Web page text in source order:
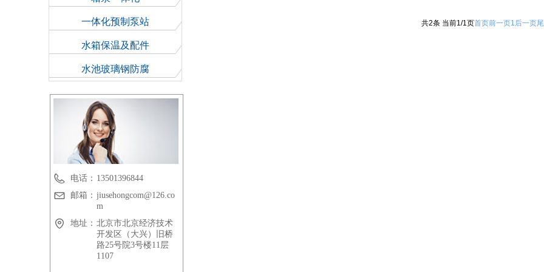
电话： 13501396844
邮箱： jiusehongcom@126.co
m
地址： 北京市北京经济技术
开发区（大兴）旧桥
路25号院3号楼11层
1107
一体化预制泵站
水箱保温及配件
水池玻璃钢防腐
共2条 当前1/1页首页前一页1 后一页